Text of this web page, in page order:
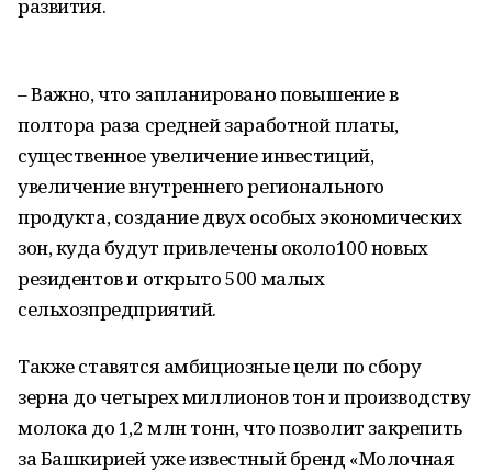
развития.
– Важно, что запланировано повышение в
полтора раза средней заработной платы,
существенное увеличение инвестиций,
увеличение внутреннего регионального
продукта, создание двух особых экономических
зон, куда будут привлечены около100 новых
резидентов и открыто 500 малых
сельхозпредприятий.
Также ставятся амбициозные цели по сбору
зерна до четырех миллионов тон и производству
молока до 1,2 млн тонн, что позволит закрепить
за Башкирией уже известный бренд «Молочная